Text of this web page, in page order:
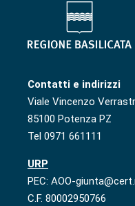
Contatti e indirizzi
Viale Vincenzo
85100 Potenza PZ
Tel 0971 661111
URP
PEC: AOO-
C.F. 80002950766